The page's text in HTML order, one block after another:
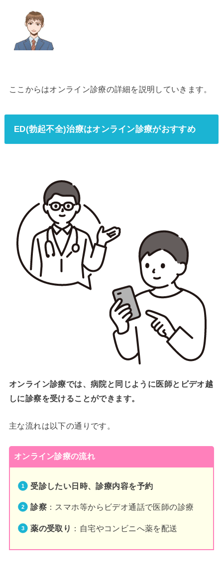
ここからはオンライン診療の詳細を説明していきます。
ED(勃起不全)治療はオンライン診療がおすすめ
オンライン診療では、病院と同じように医師とビデオ越
しに診察を受けることができます。
主な流れは以下の通りです。
オンライン診療の流れ
受診したい日時、診療内容を予約
診察 ：スマホ等からビデオ通話で医師の診療
薬の受取り ：自宅やコンビニへ薬を配送